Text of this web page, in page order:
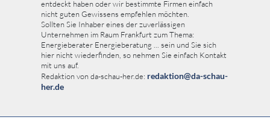
entdeckt haben oder wir bestimmte Firmen einfach
nicht guten Gewissens empfehlen möchten.
Sollten Sie Inhaber eines der zuverlässigen
Unternehmen im Raum Frankfurt zum Thema:
Energieberater Energieberatung ... sein und Sie sich
hier nicht wiederfinden, so nehmen Sie einfach Kontakt
mit uns auf.
Redaktion von da-schau-her.de: redaktion@da-schau-
her.de